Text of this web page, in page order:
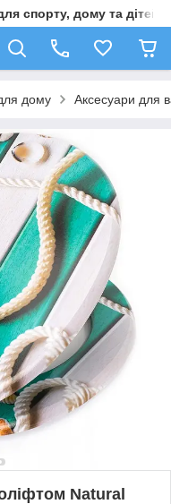
спорту, дому та дітей
дому Аксесуари для
Natural